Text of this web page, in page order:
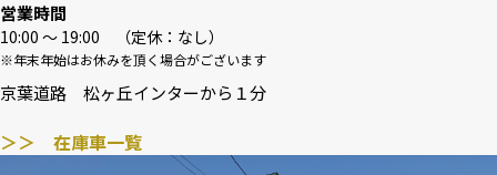
営業時間
10:00 〜 19:00 （定休：なし）
※年末年始はお休みを頂く場合がございます
京葉道路 松ヶ丘インターから１分
＞＞ 在庫車一覧